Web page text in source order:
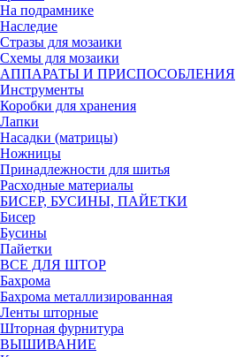
На подрамнике
Наследие
Стразы для мозаики
Схемы для мозаики
АППАРАТЫ И ПРИСПОСОБЛЕНИЯ
Инструменты
Коробки для хранения
Лапки
Насадки (матрицы)
Ножницы
Принадлежности для шитья
Расходные материалы
БИСЕР, БУСИНЫ, ПАЙЕТКИ
Бисер
Бусины
Пайетки
ВСЕ ДЛЯ ШТОР
Бахрома
Бахрома металлизированная
Ленты шторные
Шторная фурнитура
ВЫШИВАНИЕ